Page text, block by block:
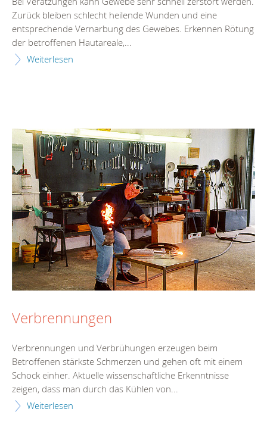
Zurück bleiben schlecht heilende Wunden und eine
entsprechende Vernarbung des Gewebes. Erkennen Rötung
der betroffenen Hautareale,...
Weiterlesen
Verbrennungen
Verbrennungen und Verbrühungen erzeugen beim
Betroffenen stärkste Schmerzen und gehen oft mit einem
Schock einher. Aktuelle wissenschaftliche Erkenntnisse
zeigen, dass man durch das Kühlen von...
Weiterlesen